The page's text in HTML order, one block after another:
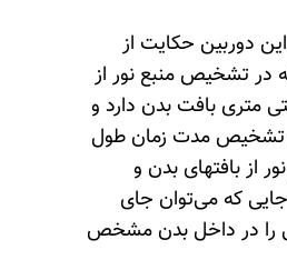
دوربین حکایت از
در تشخیص منبع نور از
متری بافت بدن دارد و
تشخیص مدت زمان طول
از بافتهای بدن و
جایی که می‌توان جای
را در داخل بدن مشخص